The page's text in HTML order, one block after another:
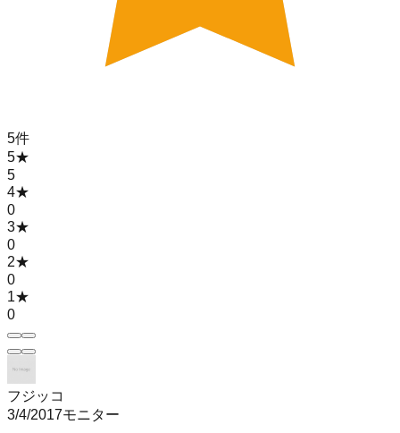
5件
5★
5
4★
0
3★
0
2★
0
1★
0
フジッコ
3/4/2017モニター